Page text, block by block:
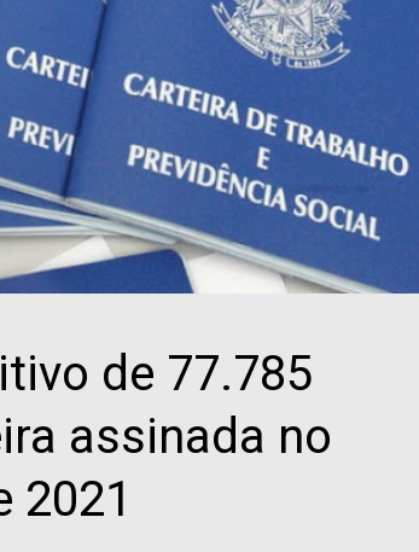
de 77.785
assinada no
2021